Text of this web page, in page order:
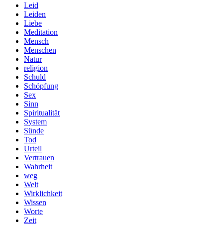
Leid
Leiden
Liebe
Meditation
Mensch
Menschen
Natur
religion
Schuld
Schöpfung
Sex
Sinn
Spiritualität
System
Sünde
Tod
Urteil
Vertrauen
Wahrheit
weg
Welt
Wirklichkeit
Wissen
Worte
Zeit